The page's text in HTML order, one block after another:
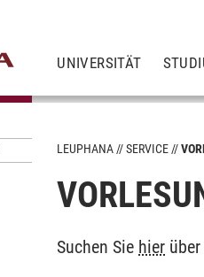
UNIVERSITÄT
LEUPHANA SERVICE
Suchen Sie hier